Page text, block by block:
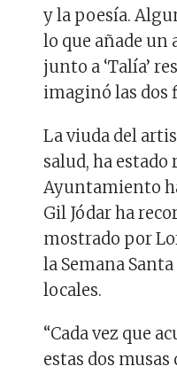
y la poesía.
lo que añade un
junto a ‘Talía’
imaginó las dos
La viuda del
salud, ha
Ayuntamiento
Gil Jódar ha
mostrado por
la Semana
locales.
“Cada vez que
estas dos